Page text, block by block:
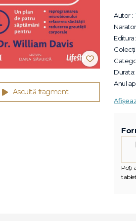
Ascultă fragment
Autor :
Editura:
Durata:
Anul
Poți